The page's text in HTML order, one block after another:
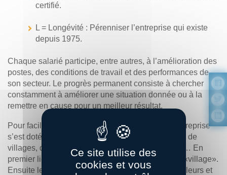
certifié.
L = Longévité : Pérenniser l’entreprise qui existe
depuis 1975.
Chaque salarié participe, entre autres, à l’amélioration des
postes, des conditions de travail et des performances de
son secteur. Le progrès permanent consiste à chercher
constamment à améliorer une situation donnée ou à la
remettre en cause pour un meilleur résultat.
Pour faciliter le fonctionnement de CRISTAL, l’entreprise
s’est dotée de termes simples et imagés. On parle de
villages, de place du village, de parrain, de pilote… En
premier lieu, chaque secteur ou service créé son «village».
Ensuite le village décide de sa mission, de ses valeurs et
Ce site utilise des
cookies et vous